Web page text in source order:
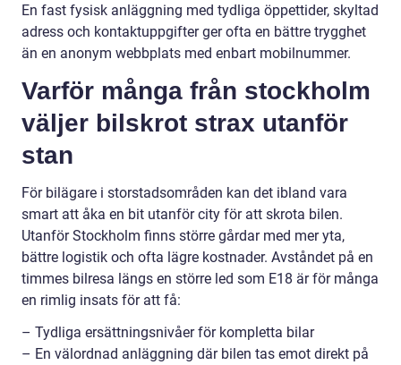
En fast fysisk anläggning med tydliga öppettider, skyltad
adress och kontaktuppgifter ger ofta en bättre trygghet
än en anonym webbplats med enbart mobilnummer.
Varför många från stockholm
väljer bilskrot strax utanför
stan
För bilägare i storstadsområden kan det ibland vara
smart att åka en bit utanför city för att skrota bilen.
Utanför Stockholm finns större gårdar med mer yta,
bättre logistik och ofta lägre kostnader. Avståndet på en
timmes bilresa längs en större led som E18 är för många
en rimlig insats för att få:
– Tydliga ersättningsnivåer för kompletta bilar
– En välordnad anläggning där bilen tas emot direkt på